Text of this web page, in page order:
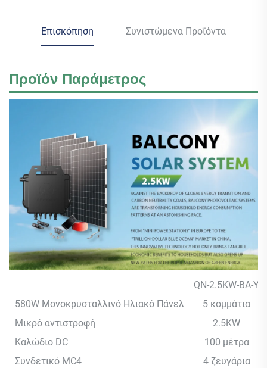
Επισκόπηση Συνιστώμενα Προϊόντα
Προϊόν Παράμετρος
QN-2.5KW-BA-Y
580W Μονοκρυσταλλινό Ηλιακό Πάνελ
5 κομμάτια
Μικρό αντιστροφή
2.5KW
Καλώδιο DC
100 μέτρα
Συνδετικό MC4
4 ζευγάρια